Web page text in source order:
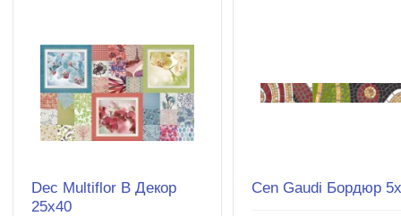
Dec Multiflor B Декор
25х40
Cen Gaudi Бордюр